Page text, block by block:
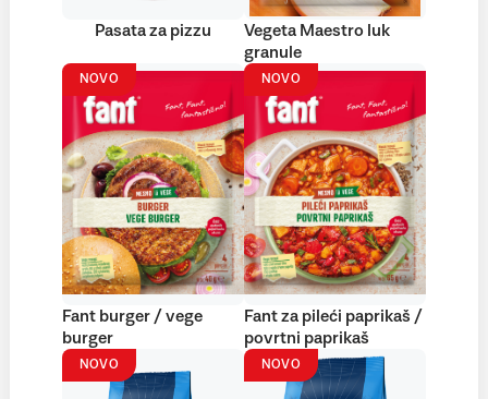
Pasata za pizzu
Vegeta Maestro luk
granule
NOVO
Fant burger / vege
burger
NOVO
Fant za pileći paprikaš /
povrtni paprikaš
NOVO NOVO